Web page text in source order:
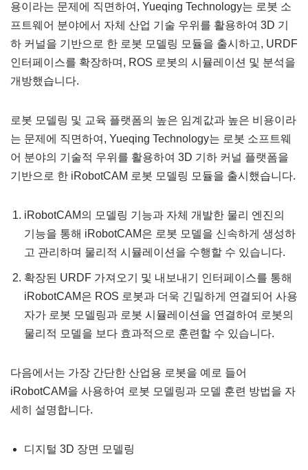
용이라는 문제에 직면하여, Yueqing Technology는 로봇 소
프트웨어 분야에서 자체 산업 기술 우위를 활용하여 3D 기
하 커널을 기반으로 한 로봇 모델링 모듈을 출시하고, URDF
인터페이스를 확장하며, ROS 로봇의 시뮬레이션 및 분석을
개방했습니다.
로봇 모델링 및 교육 플랫폼의 높은 임계값과 높은 비용이라
는 문제에 직면하여, Yueqing Technology는 로봇 소프트웨
어 분야의 기술적 우위를 활용하여 3D 기하 커널 플랫폼을
기반으로 한 iRobotCAM 로봇 모델링 모듈을 출시했습니다.
iRobotCAM의 모델링 기능과 자체 개발한 물리 엔진의
기능을 통해 iRobotCAM은 로봇 모델을 신속하게 생성하
고 관리하며 물리적 시뮬레이션을 수행할 수 있습니다.
확장된 URDF 가져오기 및 내보내기 인터페이스를 통해
iRobotCAM은 ROS 로봇과 더욱 긴밀하게 연결되어 사용
자가 로봇 모델링과 로봇 시뮬레이션을 연결하여 로봇의
물리적 모델을 보다 효과적으로 훈련할 수 있습니다.
다음에서는 가장 간단한 산업용 로봇을 예로 들어
iRobotCAM을 사용하여 로봇 모델링과 모델 훈련 방법을 자
세히 설명합니다.
디지털 3D 장면 모델링